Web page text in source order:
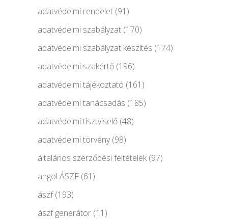
adatvédelmi rendelet (91)
adatvédelmi szabályzat (170)
adatvédelmi szabályzat készítés (174)
adatvédelmi szakértő (196)
adatvédelmi tájékoztató (161)
adatvédelmi tanácsadás (185)
adatvédelmi tisztviselő (48)
adatvédelmi törvény(98)
általános szerződési feltételek(97)
angol ÁSZF (61)
ászf(193)
ászf generátor (11)